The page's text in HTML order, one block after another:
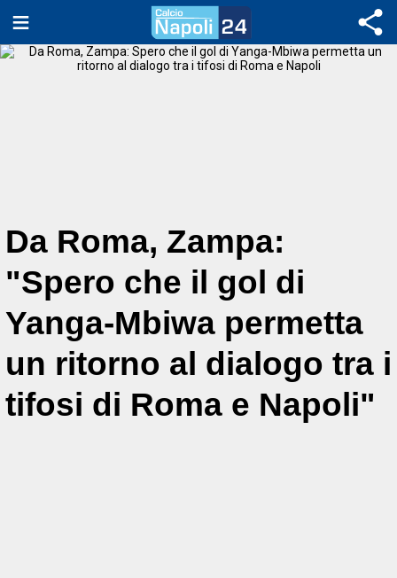
Da Roma, Zampa:
"Spero che il gol di
Yanga-Mbiwa permetta
un ritorno al dialogo tra i
tifosi di Roma e Napoli"